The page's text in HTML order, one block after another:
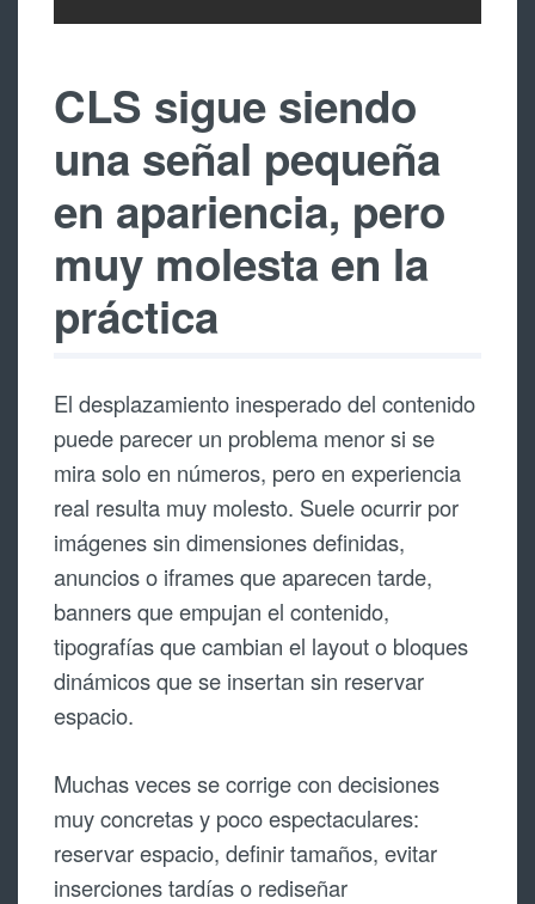
CLS sigue siendo
una señal pequeña
en apariencia, pero
muy molesta en la
práctica
El desplazamiento inesperado del contenido
puede parecer un problema menor si se
mira solo en números, pero en experiencia
real resulta muy molesto. Suele ocurrir por
imágenes sin dimensiones definidas,
anuncios o iframes que aparecen tarde,
banners que empujan el contenido,
tipografías que cambian el layout o bloques
dinámicos que se insertan sin reservar
espacio.
Muchas veces se corrige con decisiones
muy concretas y poco espectaculares:
reservar espacio, definir tamaños, evitar
inserciones tardías o rediseñar